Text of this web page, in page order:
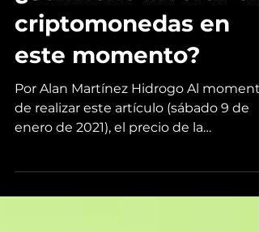
¿Conviene invertir en
criptomonedas en
este momento?
Por Alan Martínez Hidrogo Al
de realizar este artículo (sábado 9 de
criptomoneda digital líder se...